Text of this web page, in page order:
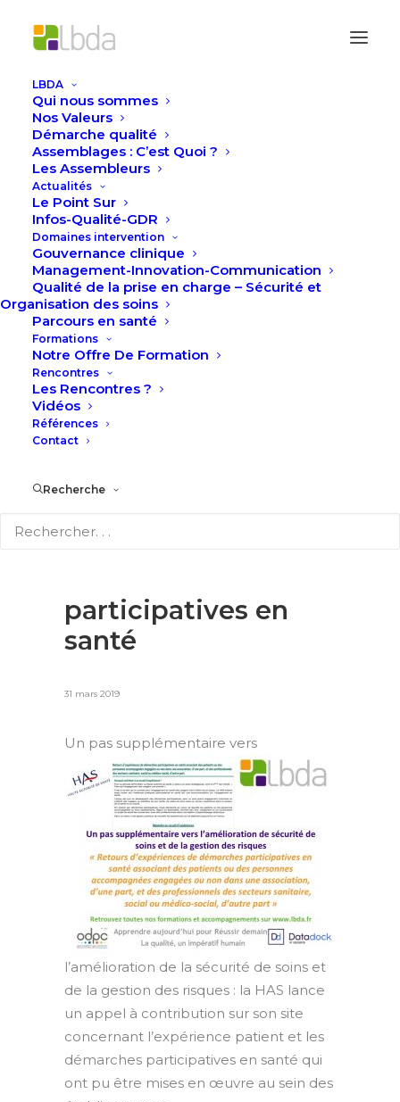
LBDA
Qui nous sommes
Nos Valeurs
Démarche qualité
Assemblages : C’est Quoi ?
Les Assembleurs
Actualités
Le Point Sur
Infos-Qualité-GDR
Domaines intervention
Gouvernance clinique
Management-Innovation-Communication
Qualité de la prise en charge – Sécurité et
Organisation des soins
Parcours en santé
Formations
Notre Offre De Formation
Rencontres
Les Rencontres ?
Vidéos
Références
Contact
Recherche
Accueil
#18InfosQualité/GDR : Retours d’expériences de
démarches participatives en santé
#18InfosQualité/GDR
: Retours
participatives en
santé
31 mars 2019
Un pas supplémentaire vers
l’amélioration de la sécurité de soins et
de la gestion des risques : la HAS lance
un appel à contribution sur son site
concernant l’expérience patient et les
démarches participatives en santé qui
ont pu être mises en œuvre au sein des